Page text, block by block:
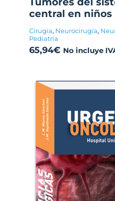
central en niños
Cirugía, Neurocirugía,
Pediatría
65,94€ No incluye